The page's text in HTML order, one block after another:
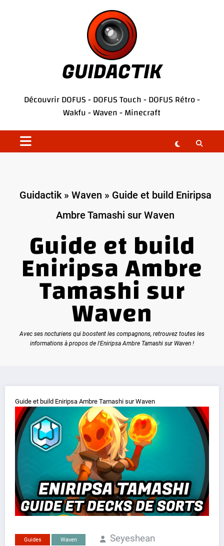
GUIDACTIK
DécouvrirDOFUS-DOFUS Touch-DOFUS Rétro-
Wakfu-Waven-Minecraft
Guidactik» Waven » Guide et build Eniripsa
Ambre Tamashi sur Waven
Guide et build
Eniripsa Ambre
Tamashi sur
Waven
Avec ses nocturiens qui boostent les compagnons, retrouvez toutes les
informations à propos de l'Eniripsa Ambre Tamashi sur Waven !
Guide et build Eniripsa Ambre Tamashi sur Waven
Guides Waven Seyeshean